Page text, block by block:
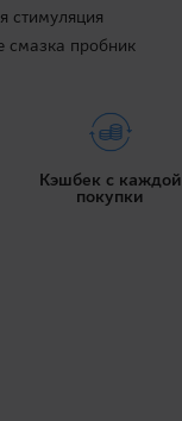
стимуляция
смазка пробник
Кэшбек с каждой
покупки